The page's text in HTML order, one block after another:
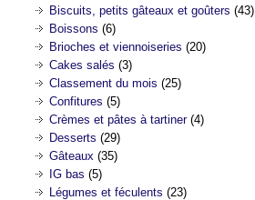
Biscuits, petits gâteaux et goûters (43)
Boissons (6)
Brioches et viennoiseries (20)
Cakes salés (3)
Classement du mois (25)
Confitures (5)
Crèmes et pâtes à tartiner(4)
Desserts (29)
Gâteaux (35)
IG bas (5)
Légumes et féculents (23)